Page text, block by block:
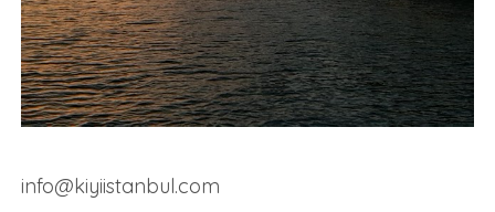
info@kiyiistanbul.com